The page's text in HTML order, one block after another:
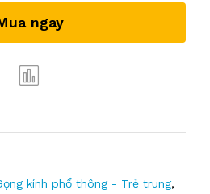
ngay
kính phổ thông - Trẻ trung,